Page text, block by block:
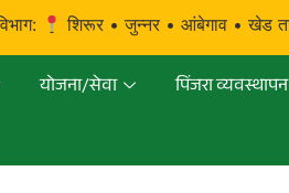
शिरूर • जुन्नर • आंबेगाव • खेड तालुके
योजना/सेवा
पिंजरा व्यवस्थापन